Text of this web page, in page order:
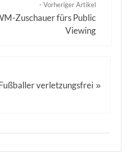
- Vorheriger Artikel
Zuschauer fürs Public
Viewing
verletzungsfrei »